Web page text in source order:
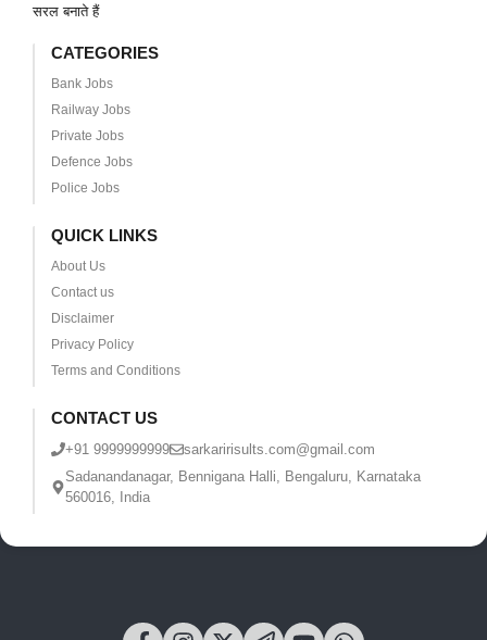
सरल बनाते हैं
CATEGORIES
Bank Jobs
Railway Jobs
Private Jobs
Defence Jobs
Police Jobs
QUICK LINKS
About Us
Contact us
Disclaimer
Privacy Policy
Terms and Conditions
CONTACT US
+91 9999999999
sarkaririsults.com@gmail.com
Sadanandanagar, Bennigana Halli, Bengaluru, Karnataka
560016, India